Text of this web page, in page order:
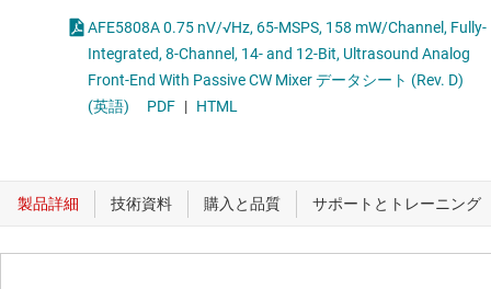
AFE5808A 0.75 nV/√Hz, 65-MSPS, 158 mW/Channel, Fully-
Integrated, 8-Channel, 14- and 12-Bit, Ultrasound Analog
Front-End With Passive CW Mixer データシート (Rev. D)
(英語)
PDF | HTML